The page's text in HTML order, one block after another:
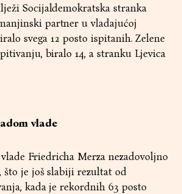
Socijaldemokratska stranka
partner u vladajućoj
svega 12 posto ispitanih. Zelene
biralo 14, a stranku Ljevica
vlade
Friedricha Merza nezadovoljno
što je još slabiji rezultat od
kada je rekordnih 63 posto